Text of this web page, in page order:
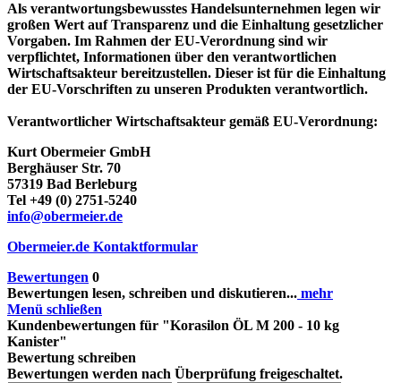
Als verantwortungsbewusstes Handelsunternehmen legen wir
großen Wert auf Transparenz und die Einhaltung gesetzlicher
Vorgaben. Im Rahmen der EU-Verordnung sind wir
verpflichtet, Informationen über den verantwortlichen
Wirtschaftsakteur bereitzustellen. Dieser ist für die Einhaltung
der EU-Vorschriften zu unseren Produkten verantwortlich.
Verantwortlicher Wirtschaftsakteur gemäß EU-Verordnung:
Kurt Obermeier GmbH
Berghäuser Str. 70
57319 Bad Berleburg
Tel +49 (0) 2751-5240
info@obermeier.de
Obermeier.de Kontaktformular
Bewertungen 0
Bewertungen lesen, schreiben und diskutieren... mehr
Menü schließen
Kundenbewertungen für "Korasilon ÖL M 200 - 10 kg
Kanister"
Bewertung schreiben
Bewertungen werden nach Überprüfung freigeschaltet.